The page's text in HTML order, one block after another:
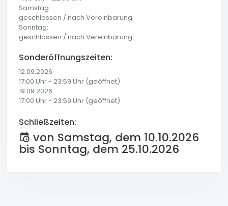
Samstag:
geschlossen / nach Vereinbarung
Sonntag:
geschlossen / nach Vereinbarung
Sonderöffnungszeiten:
12.09.2026
17:00 Uhr - 23:59 Uhr (geöffnet)
19.09.2026
17:00 Uhr - 23:59 Uhr (geöffnet)
Schließzeiten:
von Samstag, dem 10.10.2026
bis Sonntag, dem 25.10.2026